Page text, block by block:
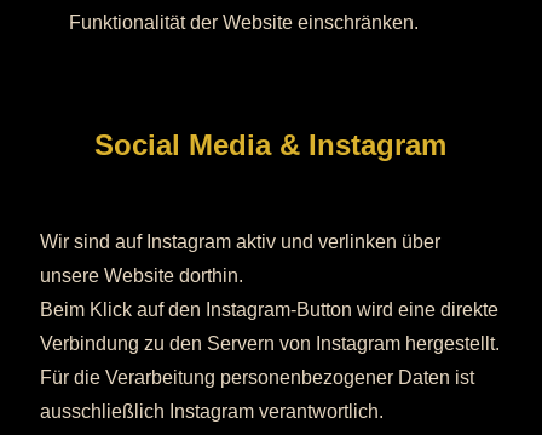
Funktionalität der Website einschränken.
Social Media & Instagram
Wir sind auf Instagram aktiv und verlinken über
unsere Website dorthin.
Beim Klick auf den Instagram-Button wird eine direkte
Verbindung zu den Servern von Instagram hergestellt.
Für die Verarbeitung personenbezogener Daten ist
ausschließlich Instagram verantwortlich.